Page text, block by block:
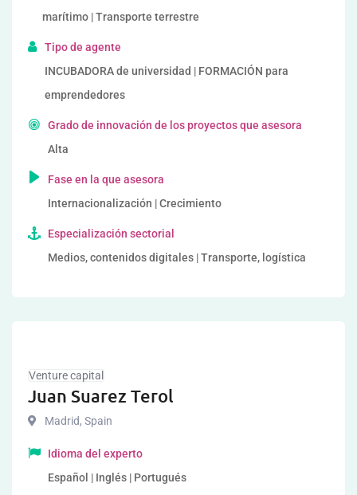
marítimo | Transporte terrestre
Tipo de agente
INCUBADORA de universidad | FORMACIÓN para
emprendedores
Grado de innovación de los proyectos que asesora
Alta
Fase en la que asesora
Internacionalización | Crecimiento
Especialización sectorial
Medios, contenidos digitales | Transporte, logística
Venture capital
Juan Suarez Terol
Madrid, Spain
Idioma del experto
Español | Inglés | Portugués